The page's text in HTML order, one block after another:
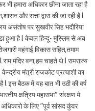
हमारा अधिकार छीना जाता रहा है
और सत्ता द्वारा की जा रही है l
असंतोष पर सुखवीर सिह भदौरिया
जुडा हुआ है l केवल हिन्दू- मुस्लिम से अब
महंगाई विकास सहित,तमाम
राम मंदिर बना,हम चाहते थे l रामराज्य
मंत्री राजकोट प्रत्याशी का
l इस बैठक में यह बात भी उठी की वर्ष
क्षत्रिय महासभा” संरक्षण मे
के लिए “पूर्व सांसद कुंवर